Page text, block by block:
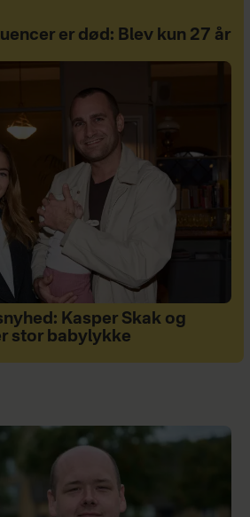
er død: Blev kun 27 år
Kasper Skak og
stor babylykke